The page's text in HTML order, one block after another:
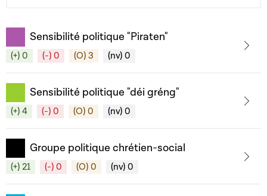
Sensibilité politique "Piraten"
(+) 0 (-) 0 (O) 3 (nv) 0
Sensibilité politique "déi gréng"
(+) 4 (-) 0 (O) 0 (nv) 0
Groupe politique chrétien-social
(+) 21 (-) 0 (O) 0 (nv) 0